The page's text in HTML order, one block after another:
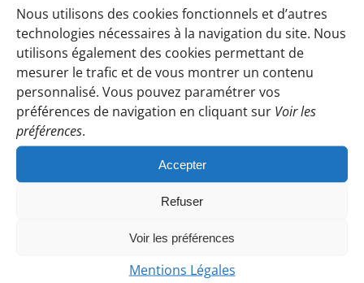
Nous utilisons des cookies fonctionnels et d’autres
technologies nécessaires à la navigation du site. Nous
utilisons également des cookies permettant de
mesurer le trafic et de vous montrer un contenu
personnalisé. Vous pouvez paramétrer vos
préférences de navigation en cliquant sur Voir les
préférences.
Accepter
Refuser
Voir les préférences
Mentions Légales
Accédez à toutes les informations
pratiques de nos excursions du
dimanche et des jours fériés (Point de
rendez-vous, horaires, conseils etc.), et
participez à nos activités telles que des
Pour adhérer et faire vivre notre
association, nous vous demandons
que vous pouvez régler par chèque,
virement bancaire (démarche à